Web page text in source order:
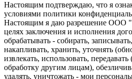
Настоящим подтверждаю, что я
условиями политики
Настоящим я даю разрешение ООО
целях заключения и исполнения
обрабатывать - собирать,
накапливать, хранить, уточнять
извлекать, использовать,
обработку другим лицам),
удалять, уничтожать - мои